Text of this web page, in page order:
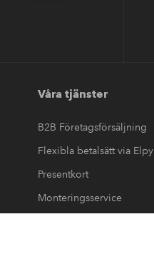
Våra tjänster
B2B Företagsförsäljning
Flexibla betalsätt via Elpy
Presentkort
Monteringsservice